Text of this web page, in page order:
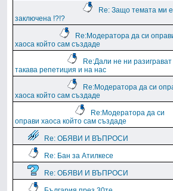
Re: Защо темата ми е
заключена !?!?
Re:Модератора да си
хаоса който сам създаде
Re:Дали не ни разиграват
такава репетиция и на нас
Re:Модератора да си
хаоса който сам създаде
Re:Модератора да си
оправи хаоса който сам създаде
Re: ОБЯВИ И ВЪПРОСИ
Re: Бан за Атилкесе
Re: ОБЯВИ И ВЪПРОСИ